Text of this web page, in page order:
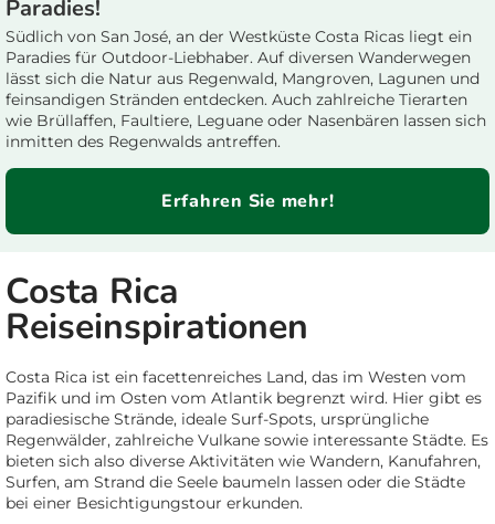
Paradies!
Südlich von San José, an der Westküste Costa Ricas liegt ein
Paradies für Outdoor-Liebhaber. Auf diversen Wanderwegen
lässt sich die Natur aus Regenwald, Mangroven, Lagunen und
feinsandigen Stränden entdecken. Auch zahlreiche Tierarten
wie Brüllaffen, Faultiere, Leguane oder Nasenbären lassen sich
inmitten des Regenwalds antreffen.
Erfahren Sie mehr!
Costa Rica
Reiseinspirationen
Costa Rica ist ein facettenreiches Land, das im Westen vom
Pazifik und im Osten vom Atlantik begrenzt wird. Hier gibt es
paradiesische Strände, ideale Surf-Spots, ursprüngliche
Regenwälder, zahlreiche Vulkane sowie interessante Städte. Es
bieten sich also diverse Aktivitäten wie Wandern, Kanufahren,
Surfen, am Strand die Seele baumeln lassen oder die Städte
bei einer Besichtigungstour erkunden.